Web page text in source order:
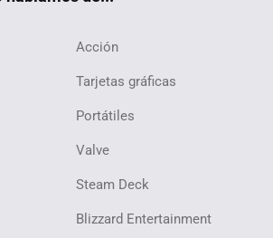
Acción
Tarjetas gráficas
Portátiles
Valve
Steam Deck
Blizzard Entertainment